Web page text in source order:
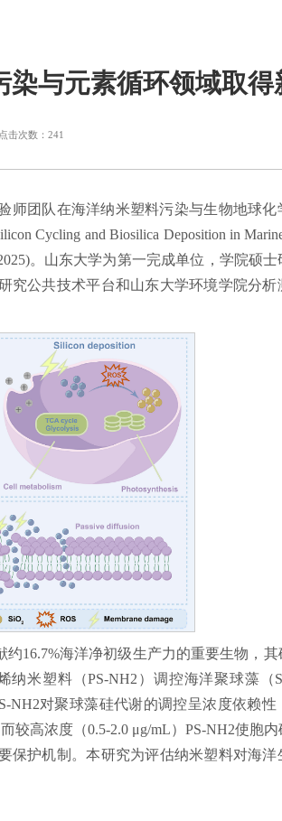
与元素循环领域取得
击次数： 241
团队在海洋纳米塑料污染与生物地球化
Cycling and Biosilica Deposition in
。山东大学为第一完成单位，学院硕
究公共技术平台和山东大学环境学院分析
16.7%海洋净初级生产力的重要生物，
米塑料（PS-NH2）调控海洋聚球藻（
NH2对聚球藻硅代谢的调控呈浓度依赖
较高浓度（0.5-2.0 μg/mL）PS-NH2使胞
保护机制。本研究为评估纳米塑料对海洋